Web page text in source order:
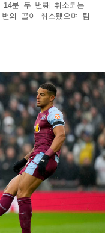
분 두 번째 취소되는
의 골이 취소됐으며 팀